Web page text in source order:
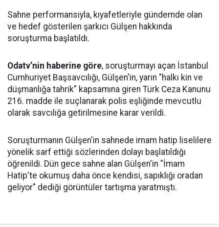
Sahne performansıyla, kıyafetleriyle gündemde olan
ve hedef gösterilen şarkıcı Gülşen hakkında
soruşturma başlatıldı.
Odatv’nin haberine göre, soruşturmayı açan İstanbul
Cumhuriyet Başsavcılığı, Gülşen'in, yarın "halkı kin ve
düşmanlığa tahrik" kapsamına giren Türk Ceza Kanunu
216. madde ile suçlanarak polis eşliğinde mevcutlu
olarak savcılığa getirilmesine karar verildi.
Soruşturmanın Gülşen'in sahnede imam hatip liselilere
yönelik sarf ettiği sözlerinden dolayı başlatıldığı
öğrenildi. Dün gece sahne alan Gülşen'in "İmam
Hatip'te okumuş daha önce kendisi, sapıklığı oradan
geliyor" dediği görüntüler tartışma yaratmıştı.